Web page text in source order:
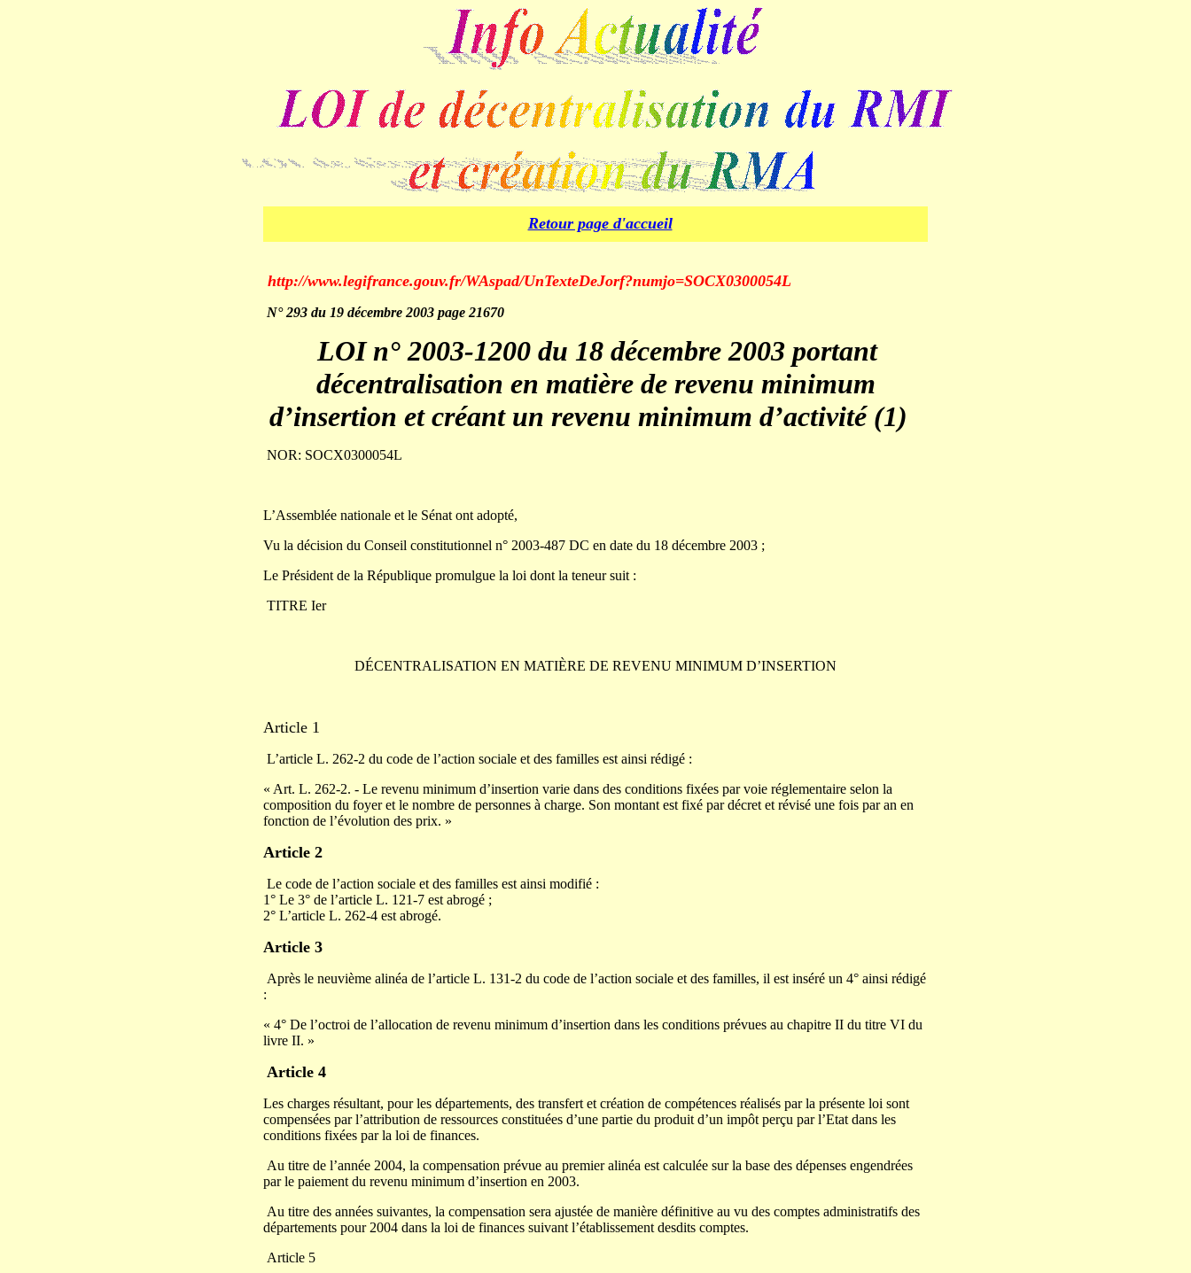
Retour page d'accueil
http://www.legifrance.gouv.fr/WAspad/UnTexteDeJorf?numjo=SOCX0300054L
N° 293 du 19 décembre 2003 page 21670
LOI n° 2003-1200 du 18 décembre 2003 portant
décentralisation en matière de revenu minimum
d’insertion et créant un revenu minimum d’activité (1)
NOR: SOCX0300054L
L’Assemblée nationale et le Sénat ont adopté,
Vu la décision du Conseil constitutionnel n° 2003-487 DC en date du 18 décembre 2003 ;
Le Président de la République promulgue la loi dont la teneur suit :
TITRE Ier
DÉCENTRALISATION EN MATIÈRE DE REVENU MINIMUM D’INSERTION
Article 1
L’article L. 262-2 du code de l’action sociale et des familles est ainsi rédigé :
« Art. L. 262-2. - Le revenu minimum d’insertion varie dans des conditions fixées par voie réglementaire selon la
composition du foyer et le nombre de personnes à charge. Son montant est fixé par décret et révisé une fois par an en
fonction de l’évolution des prix. »
Article 2
Le code de l’action sociale et des familles est ainsi modifié :
1° Le 3° de l’article L. 121-7 est abrogé ;
2° L’article L. 262-4 est abrogé.
Article 3
Après le neuvième alinéa de l’article L. 131-2 du code de l’action sociale et des familles, il est inséré un 4° ainsi rédigé
:
« 4° De l’octroi de l’allocation de revenu minimum d’insertion dans les conditions prévues au chapitre II du titre VI du
livre II. »
Article 4
Les charges résultant, pour les départements, des transfert et création de compétences réalisés par la présente loi sont
compensées par l’attribution de ressources constituées d’une partie du produit d’un impôt perçu par l’Etat dans les
conditions fixées par la loi de finances.
Au titre de l’année 2004, la compensation prévue au premier alinéa est calculée sur la base des dépenses engendrées
par le paiement du revenu minimum d’insertion en 2003.
Au titre des années suivantes, la compensation sera ajustée de manière définitive au vu des comptes administratifs des
départements pour 2004 dans la loi de finances suivant l’établissement desdits comptes.
Article 5